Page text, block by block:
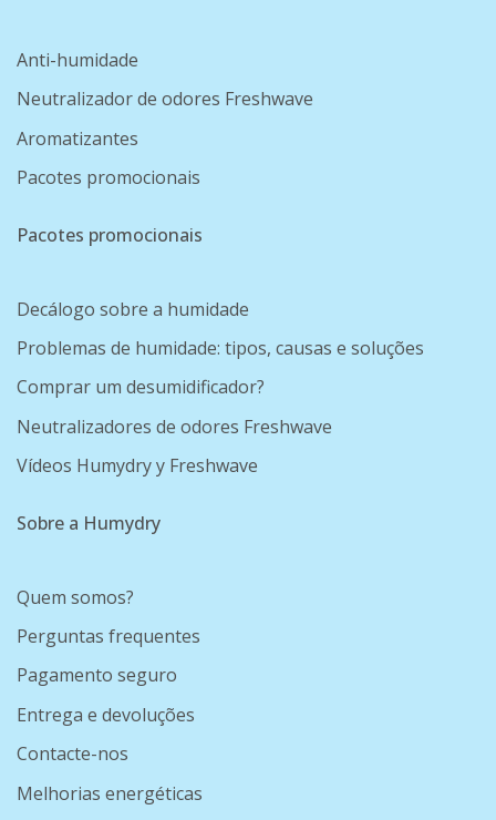
Anti-humidade
Neutralizador de odores Freshwave
Aromatizantes
Pacotes promocionais
Pacotes promocionais
Decálogo sobre a humidade
Problemas de humidade: tipos, causas e soluções
Comprar um desumidificador?
Neutralizadores de odores Freshwave
Vídeos Humydry y Freshwave
Sobre a Humydry
Quem somos?
Perguntas frequentes
Pagamento seguro
Entrega e devoluções
Contacte-nos
Melhorias energéticas